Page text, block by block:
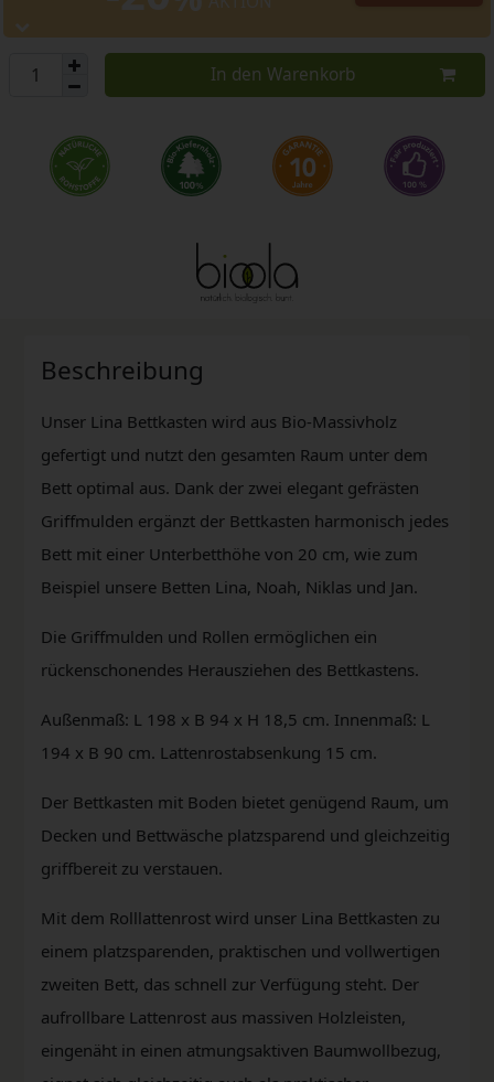
In den Warenkorb
Beschreibung
Unser Lina Bettkasten wird aus Bio-Massivholz
gefertigt und nutzt den gesamten Raum unter dem
Bett optimal aus. Dank der zwei elegant gefrästen
Griffmulden ergänzt der Bettkasten harmonisch jedes
Bett mit einer Unterbetthöhe von 20 cm, wie zum
Beispiel unsere Betten Lina, Noah, Niklas und Jan.
Die Griffmulden und Rollen ermöglichen ein
rückenschonendes Herausziehen des Bettkastens.
Außenmaß: L 198 x B 94 x H 18,5 cm. Innenmaß: L
194 x B 90 cm. Lattenrostabsenkung 15 cm.
Der Bettkasten mit Boden bietet genügend Raum, um
Decken und Bettwäsche platzsparend und gleichzeitig
griffbereit zu verstauen.
Mit dem Rolllattenrost wird unser Lina Bettkasten zu
einem platzsparenden, praktischen und vollwertigen
zweiten Bett, das schnell zur Verfügung steht. Der
aufrollbare Lattenrost aus massiven Holzleisten,
eingenäht in einen atmungsaktiven Baumwollbezug,